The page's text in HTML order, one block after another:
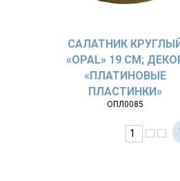
САЛАТНИК
«OPAL» 19 СМ;
«ПЛАТИНОВЫЕ
ПЛАСТИНКИ»
ОПЛ0085